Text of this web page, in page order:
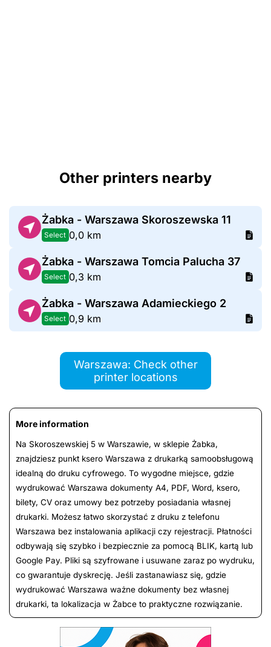
Other printers nearby
Żabka - Warszawa Skoroszewska 11
Select 0,0 km
Żabka - Warszawa Tomcia Palucha 37
Select 0,3 km
Żabka - Warszawa Adamieckiego 2
Select 0,9 km
Warszawa: Check other
printer locations
More information
Na Skoroszewskiej 5 w Warszawie, w sklepie Żabka,
znajdziesz punkt ksero Warszawa z drukarką samoobsługową
idealną do druku cyfrowego. To wygodne miejsce, gdzie
wydrukować Warszawa dokumenty A4, PDF, Word, ksero,
bilety, CV oraz umowy bez potrzeby posiadania własnej
drukarki. Możesz łatwo skorzystać z druku z telefonu
Warszawa bez instalowania aplikacji czy rejestracji. Płatności
odbywają się szybko i bezpiecznie za pomocą BLIK, kartą lub
Google Pay. Pliki są szyfrowane i usuwane zaraz po wydruku,
co gwarantuje dyskrecję. Jeśli zastanawiasz się, gdzie
wydrukować Warszawa ważne dokumenty bez własnej
drukarki, ta lokalizacja w Żabce to praktyczne rozwiązanie.